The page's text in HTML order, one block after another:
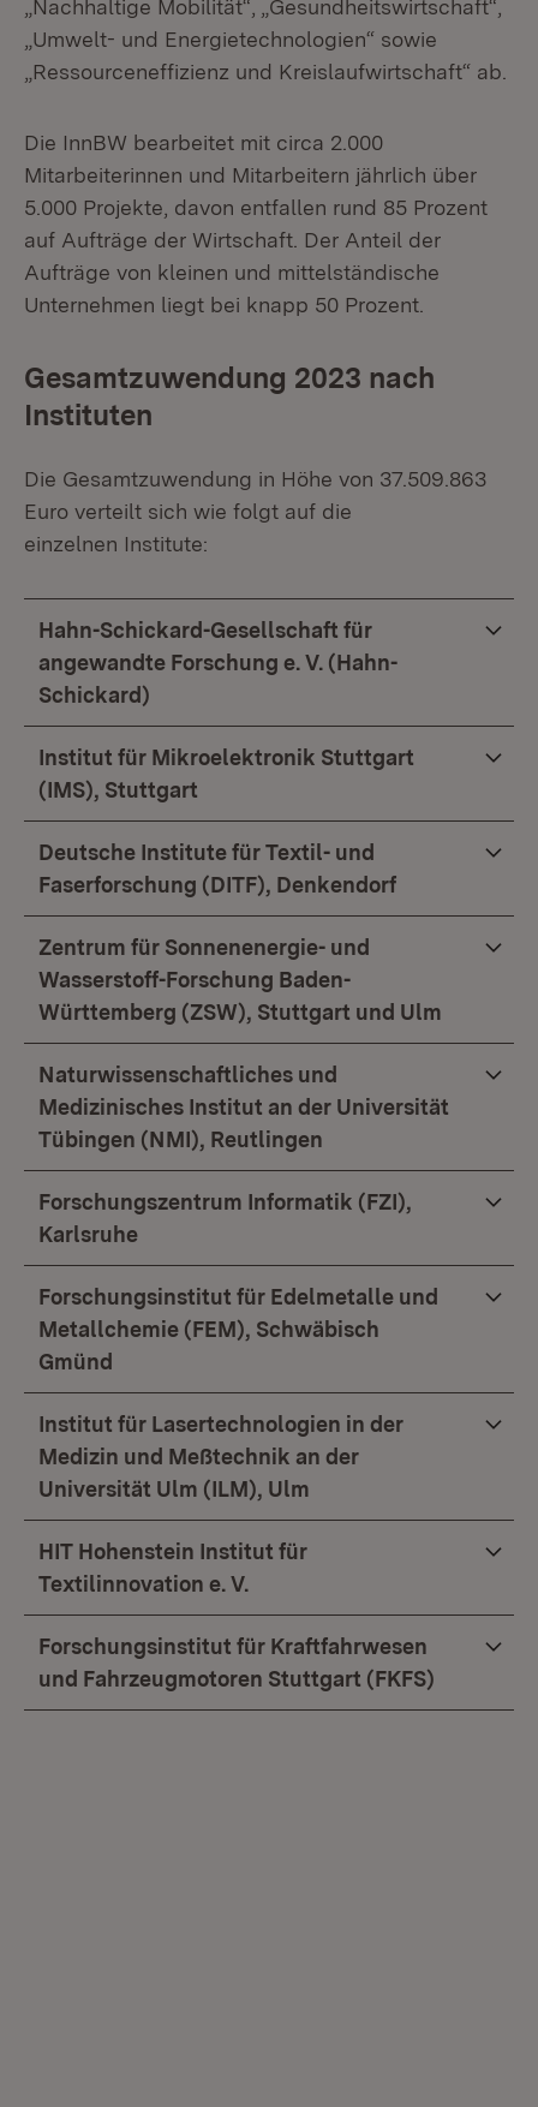
„Nachhaltige Mobilität“, „Gesundheitswirtschaft“,
„Umwelt- und Energietechnologien“ sowie
„Ressourceneffizienz und Kreislaufwirtschaft“ ab.
Die InnBW bearbeitet mit circa 2.000
Mitarbeiterinnen und Mitarbeitern jährlich über
5.000 Projekte, davon entfallen rund 85 Prozent
auf Aufträge der Wirtschaft. Der Anteil der
Aufträge von kleinen und mittelständische
Unternehmen liegt bei knapp 50 Prozent.
Gesamtzuwendung 2023 nach
Instituten
Die Gesamtzuwendung in Höhe von 37.509.863
Euro verteilt sich wie folgt auf die
einzelnen Institute:
Hahn-Schickard-Gesellschaft für
angewandte Forschung e. V. (Hahn-
Schickard)
Institut für Mikroelektronik Stuttgart
(IMS), Stuttgart
Deutsche Institute für Textil- und
Faserforschung (DITF), Denkendorf
Zentrum für Sonnenenergie- und
Wasserstoff-Forschung Baden-
Württemberg (ZSW), Stuttgart und Ulm
Naturwissenschaftliches und
Medizinisches Institut an der Universität
Tübingen (NMI), Reutlingen
Forschungszentrum Informatik (FZI),
Karlsruhe
Forschungsinstitut für Edelmetalle und
Metallchemie (FEM), Schwäbisch
Gmünd
Institut für Lasertechnologien in der
Medizin und Meßtechnik an der
Universität Ulm (ILM), Ulm
HIT Hohenstein Institut für
Textilinnovation e. V.
Forschungsinstitut für Kraftfahrwesen
und Fahrzeugmotoren Stuttgart (FKFS)